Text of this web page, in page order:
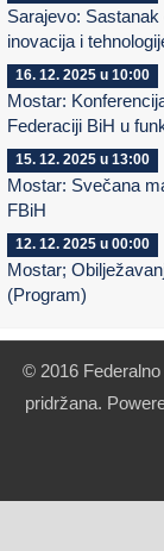
Sarajevo:
inovacija i
16. 12. 2025 u 10:00
Mostar:
Federaciji BiH u
15. 12. 2025 u 13:00
Mostar: Svečana
FBiH
12. 12. 2025 u 00:00
Mostar;
(Program)
© 2016
pridržana.